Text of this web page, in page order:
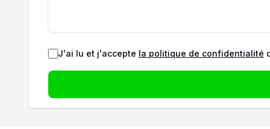
J'ai lu et j'accepte la politique de confidentialité